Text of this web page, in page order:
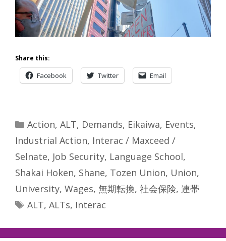
Share this:
Facebook Twitter Email
Categories
Action, ALT, Demands, Eikaiwa, Events,
Industrial Action, Interac / Maxceed /
Selnate, Job Security, Language School,
Shakai Hoken, Shane, Tozen Union, Union,
University, Wages, 無期転換, 社会保険, 連帯
Tags
ALT, ALTs, Interac